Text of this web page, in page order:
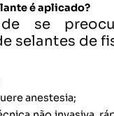
é aplicado?
se
selantes de
anestesia;